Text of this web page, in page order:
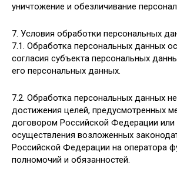
уничтожение и обезличивание
7. Условия обработки персональных
7.1. Обработка персональных данных
согласия субъекта персональных
его персональных данных.
7.2. Обработка персональных данных
достижения целей, предусмотренных
договором Российской Федерации или
осуществления возложенных
Российской Федерации на оператора
полномочий и обязанностей.